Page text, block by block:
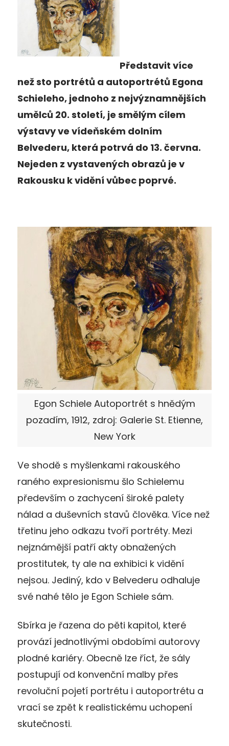
Představit více
než sto portrétů a autoportrétů Egona
Schieleho, jednoho z nejvýznamnějších
umělců 20. století, je smělým cílem
výstavy ve vídeňském dolním
Belvederu, která potrvá do 13. června.
Nejeden z vystavených obrazů je v
Rakousku k vidění vůbec poprvé.
Egon Schiele Autoportrét s hnědým
pozadím, 1912, zdroj: Galerie St. Etienne,
New York
Ve shodě s myšlenkami rakouského
raného expresionismu šlo Schielemu
především o zachycení široké palety
nálad a duševních stavů člověka. Více než
třetinu jeho odkazu tvoří portréty. Mezi
nejznámější patří akty obnažených
prostitutek, ty ale na exhibici k vidění
nejsou. Jediný, kdo v Belvederu odhaluje
své nahé tělo je Egon Schiele sám.
Sbírka je řazena do pěti kapitol, které
provází jednotlivými obdobími autorovy
plodné kariéry. Obecně lze říct, že sály
postupují od konvenční malby přes
revoluční pojetí portrétu i autoportrétu a
vrací se zpět k realistickému uchopení
skutečnosti.